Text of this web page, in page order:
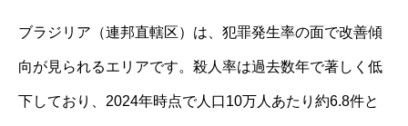
ブラジリア（連邦直轄区）は、犯罪発生率の面で改善傾
向が見られるエリアです。殺人率は過去数年で著しく低
下しており、2024年時点で人口10万人あたり約6.8件と